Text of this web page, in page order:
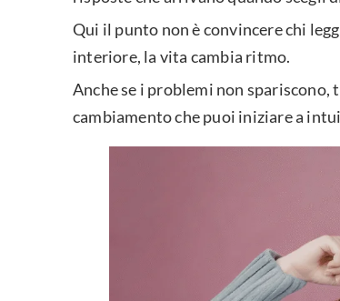
Qui il punto non è convincere chi
interiore, la vita cambia ritmo.
Anche se i problemi non spariscono,
cambiamento che puoi iniziare a